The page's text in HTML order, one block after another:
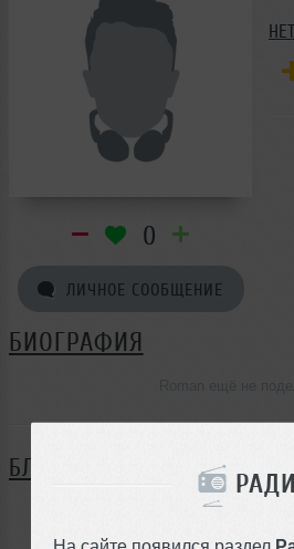
На сайте появился раздел
0
ЛИЧНОЕ СООБЩЕНИЕ
БИОГРАФИЯ
БЛОГ